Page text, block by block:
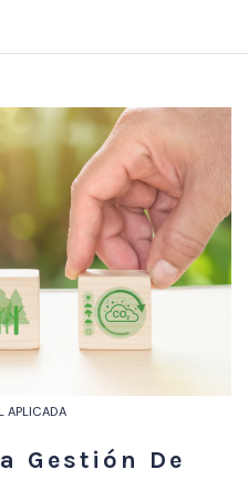
APLICADA
Gestión De